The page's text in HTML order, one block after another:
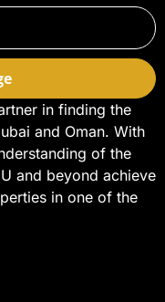
in finding the
and Oman. With
of the
and beyond achieve
in one of the